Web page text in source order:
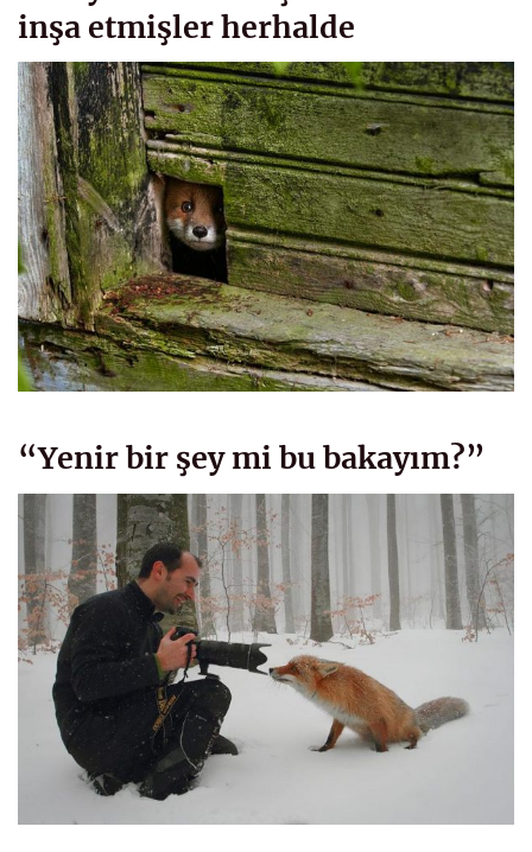
inşa etmişler herhalde
“Yenir bir şey mi bu bakayım?”